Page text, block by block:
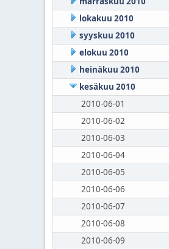
lokakuu 2010
syyskuu 2010
elokuu 2010
heinäkuu 2010
kesäkuu 2010
2010-06-01
2010-06-02
2010-06-03
2010-06-04
2010-06-05
2010-06-06
2010-06-07
2010-06-08
2010-06-09